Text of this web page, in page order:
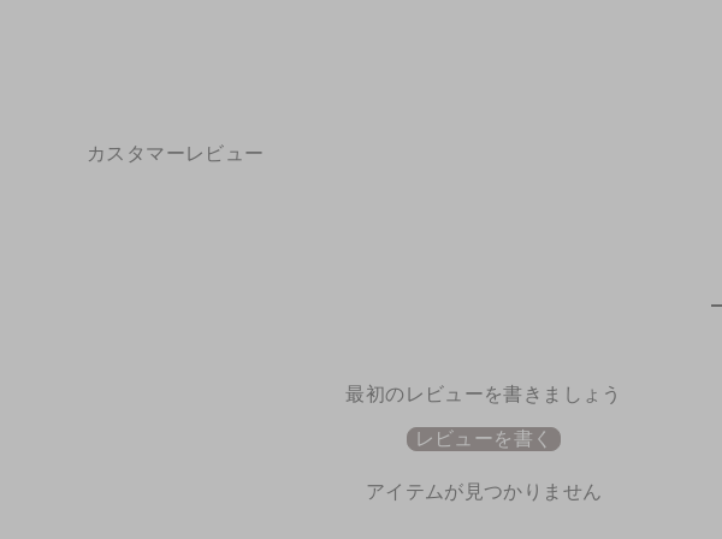
カスタマーレビュー
最初のレビューを書きましょう
レビューを書く
アイテムが見つかりません